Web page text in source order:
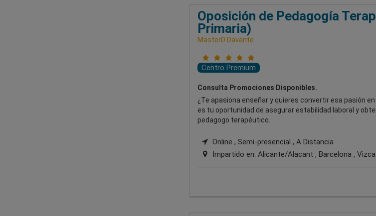
Oposición de Pedagogía
Primaria)
MasterD Davante
Centro Premium
Consulta Promociones Disponibles.
¿Te apasiona enseñar y quieres convertir esa pasión
es tu oportunidad de asegurar estabilidad laboral y
pedagogo terapéutico.
Online , Semi-presencial , A Distancia
Impartido en: Alicante/Alacant , Barcelona ,